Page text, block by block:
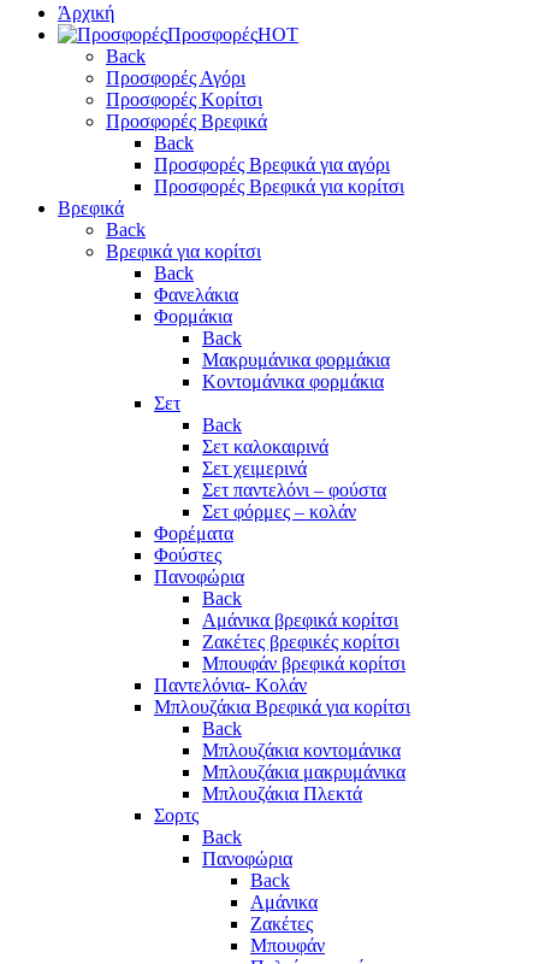
Άρχική
ΠροσφορέςHOT
Back
Προσφορές Αγόρι
Προσφορές Κορίτσι
Προσφορές Βρεφικά
Back
Προσφορές Βρεφικά για αγόρι
Προσφορές Βρεφικά για κορίτσι
Βρεφικά
Back
Βρεφικά για κορίτσι
Back
Φανελάκια
Φορμάκια
Back
Μακρυμάνικα φορμάκια
Κοντομάνικα φορμάκια
Σετ
Back
Σετ καλοκαιρινά
Σετ χειμερινά
Σετ παντελόνι – φούστα
Σετ φόρμες – κολάν
Φορέματα
Φούστες
Πανοφώρια
Back
Αμάνικα βρεφικά κορίτσι
Ζακέτες βρεφικές κορίτσι
Μπουφάν βρεφικά κορίτσι
Παντελόνια- Κολάν
Μπλουζάκια Βρεφικά για κορίτσι
Back
Μπλουζάκια κοντομάνικα
Μπλουζάκια μακρυμάνικα
Μπλουζάκια Πλεκτά
Σορτς
Back
Πανοφώρια
Back
Αμάνικα
Ζακέτες
Μπουφάν